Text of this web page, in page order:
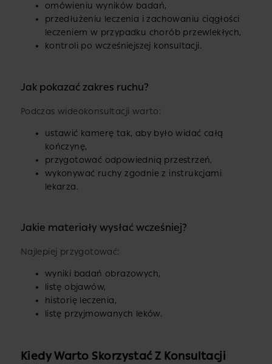
omówieniu wyników badań,
przedłużeniu leczenia i zachowaniu ciągłości
leczeniem w przypadku chorób przewlekłych,
kontroli po wcześniejszej konsultacji.
Jak pokazać zakres ruchu?
Podczas wideokonsultacji warto:
ustawić kamerę tak, aby było widać całą
kończynę,
przygotować odpowiednią przestrzeń,
wykonywać ruchy zgodnie z instrukcjami
lekarza.
Jakie materiały wysłać wcześniej?
Najlepiej przygotować:
wyniki badań obrazowych,
listę objawów,
historię leczenia,
listę przyjmowanych leków.
Kiedy Warto Skorzystać Z Konsultacji